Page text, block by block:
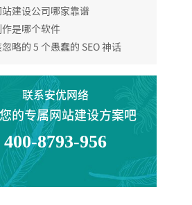
建设公司哪家靠谱
是哪个软件
略的 5 个愚蠢的 SEO 神话
联系安优网络
的专属网站建设方案吧
400-8793-956